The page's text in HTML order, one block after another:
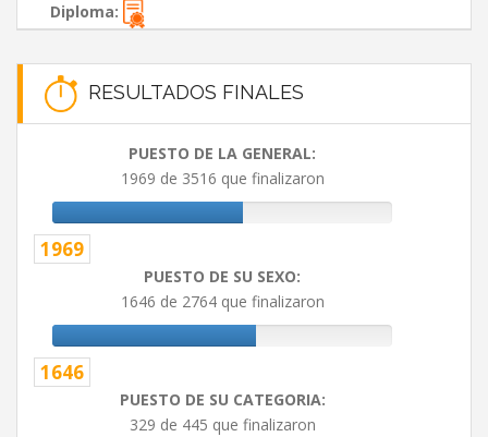
Diploma:
RESULTADOS FINALES
PUESTO DE LA GENERAL:
1969 de 3516 que finalizaron
1969
PUESTO DE SU SEXO:
1646 de 2764 que finalizaron
1646
PUESTO DE SU CATEGORIA:
329 de 445 que finalizaron